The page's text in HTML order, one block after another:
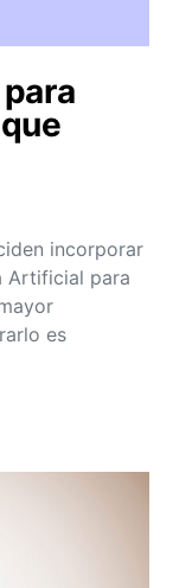
incorporar
Artificial para
es